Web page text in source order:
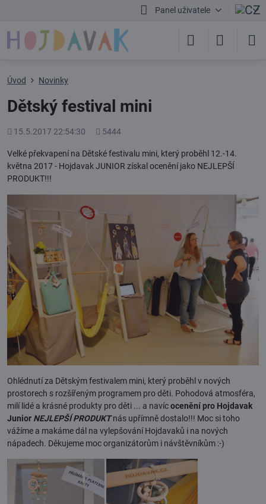
Panel uživatele
Úvod Novinky
Dětský festival mini
Přidáno
15.5.2017 22:54:30
Počet
5444
Velké překvapení na Dětské festivalu mini, který proběhl 12.-14.
května 2017 - Hojdavak JUNIOR získal ocenění jako NEJLEPŠÍ
PRODUKT!!!
Ohlédnutí za Dětským festivalem mini, který proběhl v nových
prostorech s rozšířeným programem pro děti. Pohodová atmosféra,
milí lidé a krásné produkty pro děti ... a navícocenění pro Hojdavak
Junior NEJLEPŠÍ PRODUKTnás upřímně dostalo!!! Moc si toho
vážíme a makáme dál na vylepšování Hojdavaků i na nových
nápadech. Děkujeme moc organizátorům i návštěvníkům :-)